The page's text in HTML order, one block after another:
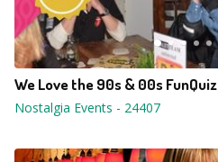
We Love the 90s & 00s FunQuiz
Nostalgia Events - 24407